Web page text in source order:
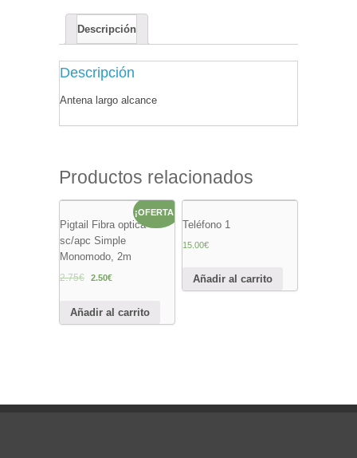
Descripción
Descripción
Antena largo alcance
Productos relacionados
¡OFERTA!
Pigtail Fibra optica
sc/apc Simple
Monomodo, 2m
2.75€ 2.50€
Añadir al carrito
Teléfono 1
15.00€
Añadir al carrito